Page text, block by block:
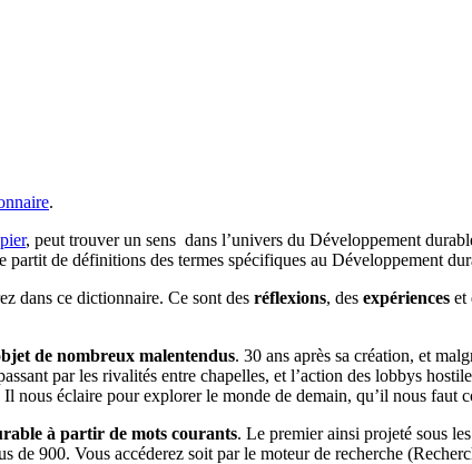
.
, peut trouver un sens dans l’univers du Développement
de définitions des termes spécifiques au Développement
dans ce dictionnaire. Ce sont des réflexions, des expériences et
de nombreux malentendus. 30 ans après sa création, et
par les rivalités entre chapelles, et l’action des lobbys
nous éclaire pour explorer le monde de demain, qu’il nous faut
à partir de mots courants. Le premier ainsi projeté sous
de 900. Vous accéderez soit par le moteur de recherche